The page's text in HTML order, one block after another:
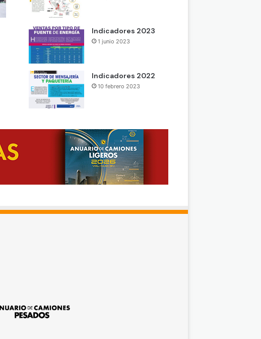
Indicadores 2023
1 junio 2023
Indicadores 2022
10 febrero 2023